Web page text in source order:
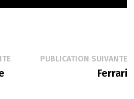
PublicationPUBLICATION SUIVANTE
Ferrari